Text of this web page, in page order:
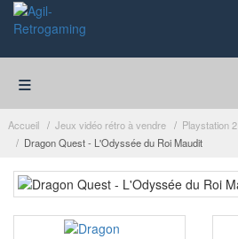
≡
Accueil Jeux vidéo rétro à vendre
Playstation 2
Dragon Quest - L'Odyssée du Roi Maudit